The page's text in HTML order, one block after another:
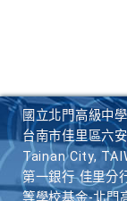
國立北門高級中
台南市佳里區六
Tainan City,
第一銀行 佳里分
等學校基金-北門